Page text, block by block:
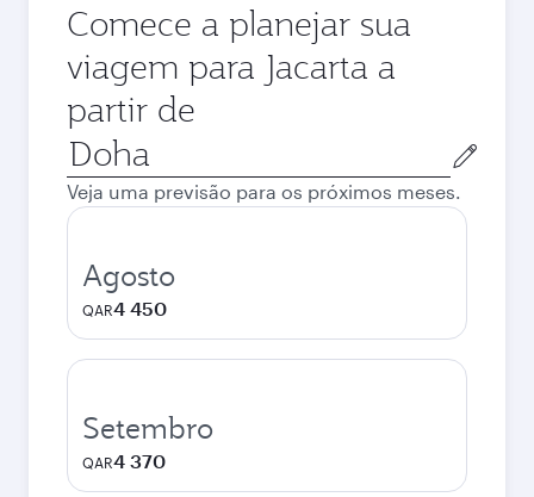
Comece a planejar sua
viagem para Jacarta a
partir de
Cidade
de
origem
Veja uma previsão para os próximos meses.
Agosto
QAR4 450
Setembro
QAR4 370